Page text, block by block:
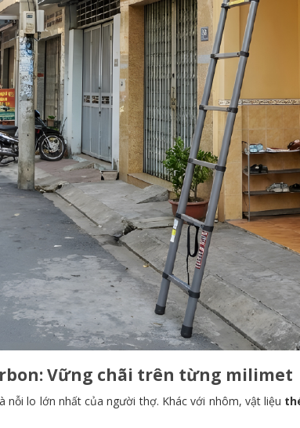
Vững chãi trên từng milimet
nỗi lo lớn nhất của người thợ. Khác với nhôm, vật liệu